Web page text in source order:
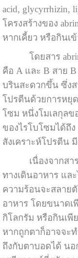
acid, glycyrrhizin,
โครงสร้างของ
หากเคี้ยว หรือกินเข้
โดยสาร abrin
คือ A และ B สาย
บรินสะดวกขึ้น ซึ่งส
โปรตีนด้วยการหยุ
โซม หนึ่งโมเลกุลข
ของไรโบโซมได้ถึ
สังเคราะห์โปรตีน
เนื่องจากสารพิ
ทางเดินอาหาร แล
ความร้อนจะสลาย
อาหาร โดยขนาดเ
กิโลกรัม หรือกินเพี
หากถูกตาก็อาจจะท
ถึงกับตาบอดได้ น